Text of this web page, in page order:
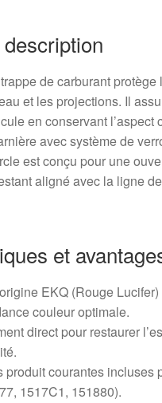
de carburant protège
et les projections. Il
en conservant l’aspect
avec système de
est conçu pour une
aligné avec la ligne
et
EKQ (Rouge
couleur optimale.
direct pour restaurer
produit courantes incluses
1517C1, 151880).